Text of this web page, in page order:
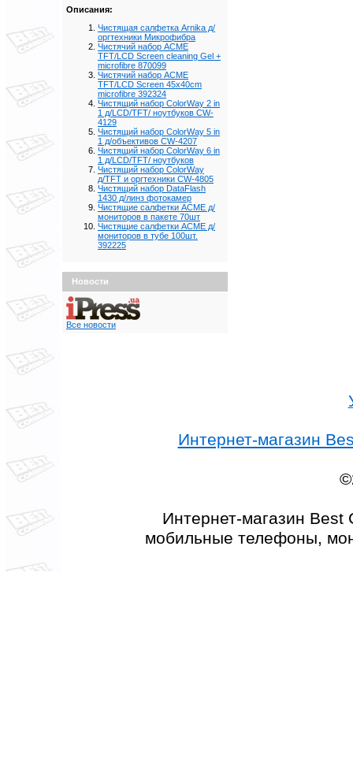
Описания:
Чистящая салфетка Arnika д/
оргтехники Микрофибра
Чистячий набор ACME
TFT/LCD Screen cleaning Gel +
microfibre 870099
Чистячий набор ACME
TFT/LCD Screen 45x40cm
microfibre 392324
Чистящий набор ColorWay 2 in
1 д/LCD/TFT/ ноутбуков CW-
4129
Чистящий набор ColorWay 5 in
1 д/объективов CW-4207
Чистящий набор ColorWay 6 in
1 д/LCD/TFT/ ноутбуков
Чистящий набор ColorWay
д/TFT и оргтехники CW-4805
Чистящий набор DataFlash
1430 д/линз фотокамер
Чистящие салфетки ACME д/
мониторов в пакете 70шт
Чистящие салфетки ACME д/
мониторов в тубе 100шт.
392225
Новости
Все новости
Интернет-магазин
Интернет-магазин Best
мобильные телефоны,